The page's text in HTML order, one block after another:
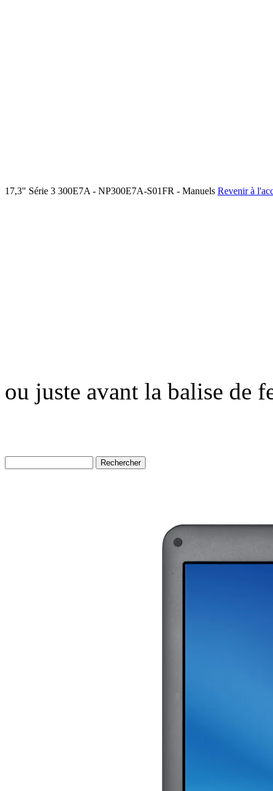
17,3" Série 3 300E7A - NP300E7A-S01FR - Manuels Revenir à
ou juste avant la balise de